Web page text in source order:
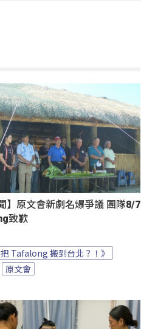
】原文會新劇名爆爭議 團隊8/7
致歉
把 Tafalong 搬到台北？！》
原文會